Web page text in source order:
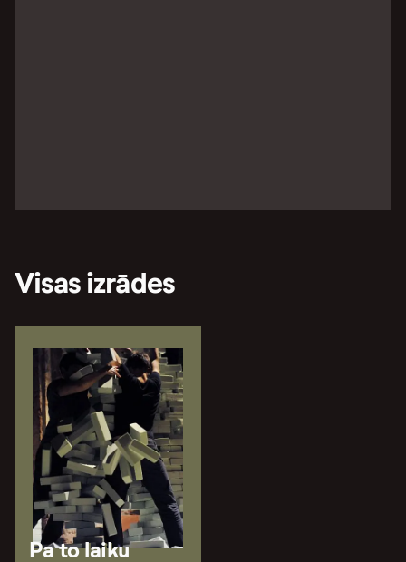
Visas izrādes
Pa to laiku